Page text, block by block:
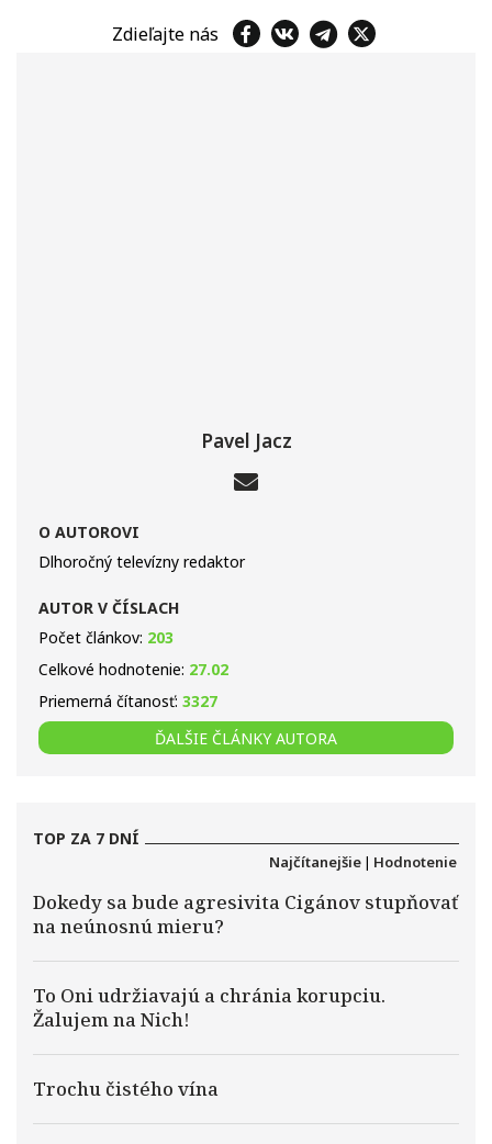
Zdieľajte nás
Pavel Jacz
O AUTOROVI
Dlhoročný televízny redaktor
AUTOR V ČÍSLACH
Počet článkov: 203
Celkové hodnotenie: 27.02
Priemerná čítanosť: 3327
ĎALŠIE ČLÁNKY AUTORA
TOP ZA 7 DNÍ
Najčítanejšie | Hodnotenie
Dokedy sa bude agresivita Cigánov stupňovať
na neúnosnú mieru?
To Oni udržiavajú a chránia korupciu.
Žalujem na Nich!
Trochu čistého vína